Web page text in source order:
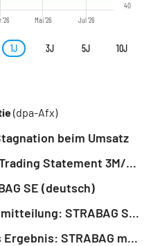
'26 Mai '26 Jul '26
40
1J 3J 5J 10J
(dpa-Afx)
beim Umsatz
EQS-News: STRABAG SE Trading Statement 3M/2026: Solides Leistungsplus trotz ungünstiger Wetterbedingungen (deutsch)
SE (deutsch)
EQS-Gesamtstimmrechtsmitteilung: STRABAG SE (deutsch)
EQS-News: Bisher bestes Ergebnis: STRABAG mit starker Entwicklung im Geschäftsjahr 2025 (deutsch)